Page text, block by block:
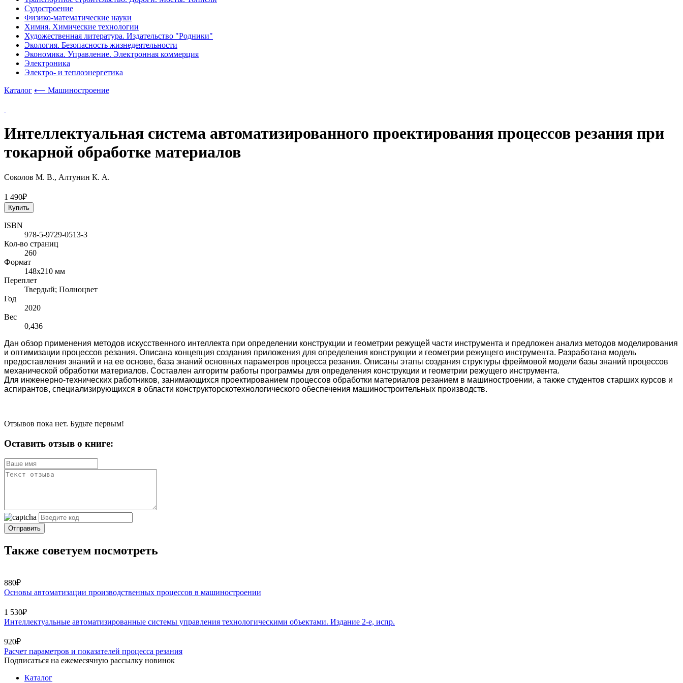
Судостроение
Физико-математические науки
Химия. Химические технологии
Художественная литература. Издательство "Родники"
Экология. Безопасность жизнедеятельности
Экономика. Управление. Электронная коммерция
Электроника
Электро- и теплоэнергетика
Каталог ⟵ Машиностроение
Интеллектуальная система автоматизированного проектирования процессов резания при
токарной обработке материалов
Соколов М. В., Алтунин К. А.
1 490₽
Купить
ISBN
978-5-9729-0513-3
Кол-во страниц
260
Формат
148x210 мм
Переплет
Твердый; Полноцвет
Год
2020
Вес
0,436
Дан обзор применения методов искусственного интеллекта при определе­нии конструкции и геометрии режущей части инструмента и предложен анализ методов моделирования
и оптимизации процессов резания. Описана концепция создания приложения для определения конструкции и геометрии режущего ин­струмента. Разработана модель
предоставления знаний и на ее основе, база зна­ний основных параметров процесса резания. Описаны этапы создания структуры фреймовой модели базы знаний процессов
механической обработки материалов. Составлен алгоритм работы программы для определения конструкции и геомет­рии режущего инструмента.
Для инженерно-технических работников, занимающихся проектированием процессов обработки материалов резанием в машиностроении, а также студентов старших курсов и
аспирантов, специализирующихся в области конструкторско­технологического обеспечения машиностроительных производств.
Отзывов пока нет. Будьте первым!
Оставить отзыв о книге:
Отправить
Также советуем посмотреть
880₽
Основы автоматизации производственных процессов в машиностроении
1 530₽
Интеллектуальные автоматизированные системы управления технологическими объектами. Издание 2-е, испр.
920₽
Расчет параметров и показателей процесса резания
Подписаться на ежемесячную рассылку новинок
Каталог